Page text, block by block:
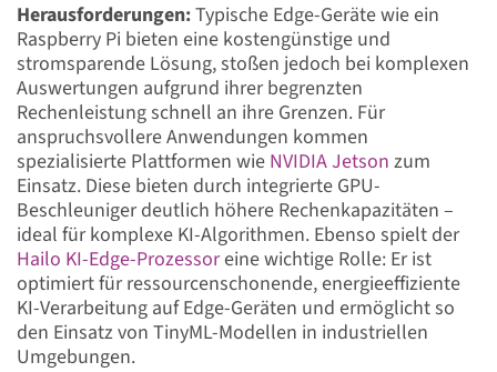
Herausforderungen:Typische Edge-Geräte wie ein
Raspberry Pi bieten eine kostengünstige und
stromsparende Lösung, stoßen jedoch bei komplexen
Auswertungen aufgrund ihrer begrenzten
Rechenleistung schnell an ihre Grenzen. Für
anspruchsvollere Anwendungen kommen
spezialisierte Plattformen wie NVIDIA Jetson zum
Einsatz. Diese bieten durch integrierte GPU-
Beschleuniger deutlich höhere Rechenkapazitäten –
ideal für komplexe KI-Algorithmen. Ebenso spielt der
Hailo KI-Edge-Prozessoreine wichtige Rolle: Er ist
optimiert für ressourcenschonende, energieeffiziente
KI-Verarbeitung auf Edge-Geräten und ermöglicht so
den Einsatz von TinyML-Modellen in industriellen
Umgebungen.